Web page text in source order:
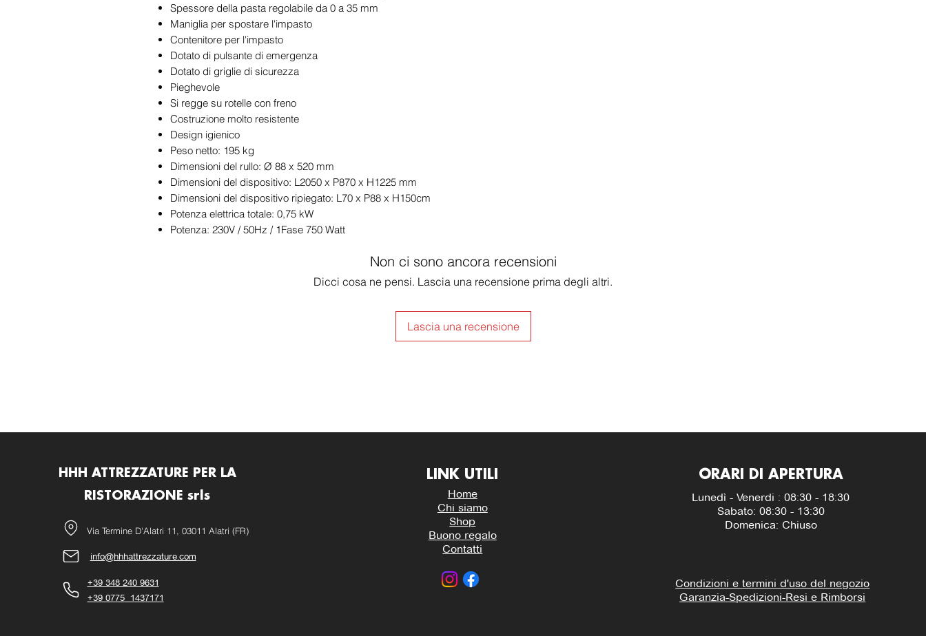
Spessore della pasta regolabile da 0 a 35 mm
Maniglia per spostare l'impasto
Contenitore per l'impasto
Dotato di pulsante di emergenza
Dotato di griglie di sicurezza
Pieghevole
Si regge su rotelle con freno
Costruzione molto resistente
Design igienico
Peso netto: 195 kg
Dimensioni del rullo: Ø 88 x 520 mm
Dimensioni del dispositivo: L2050 x P870 x H1225 mm
Dimensioni del dispositivo ripiegato: L70 x P88 x H150cm
Potenza elettrica totale: 0,75 kW
Potenza: 230V / 50Hz / 1Fase 750 Watt
Non ci sono ancora recensioni
Dicci cosa ne pensi. Lascia una recensione prima degli altri.
Lascia una recensione
HHH ATTREZZATURE PER LA
RISTORAZIONE srls
Via Termine D'Alatri 11, 03011 Alatri (FR)
info@hhhattrezzature.com
+39 348 240 9631
+39 0775 1437171
LINK UTILI
Home
Chi siamo
Shop
Buono regalo
Contatti
ORARI DI APERTURA
Lunedì - Venerdi : 08:30 - 18:30
Sabato: 08:30 - 13:30
Domenica: Chiuso
Condizioni e termini d'uso del negozio
Garanzia-Spedizioni-Resi e Rimborsi